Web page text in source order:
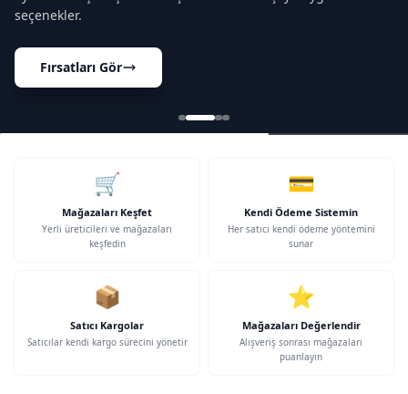
odasından ofis mobilyalarına kadar her şey burada.
Yenilikleri Keşfet
🛒
Mağazaları Keşfet
Yerli üreticileri ve mağazaları
keşfedin
💳
Kendi Ödeme Sistemin
Her satıcı kendi ödeme yöntemini
sunar
📦
Satıcı Kargolar
Satıcılar kendi kargo sürecini yönetir
⭐
Mağazaları Değerlendir
Alışveriş sonrası mağazaları
puanlayın